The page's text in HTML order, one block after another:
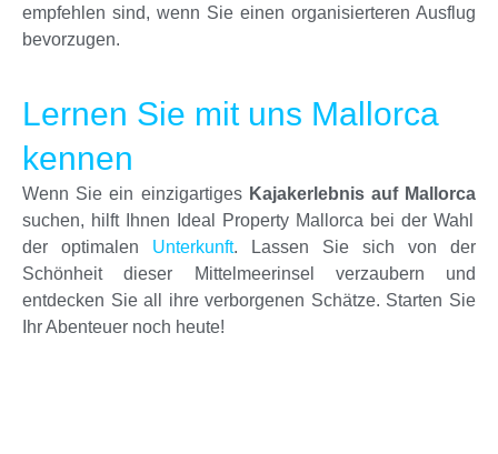
empfehlen sind, wenn Sie einen organisierteren Ausflug
bevorzugen.
Lernen Sie mit uns Mallorca
kennen
Wenn Sie ein einzigartiges Kajakerlebnis auf Mallorca
suchen, hilft Ihnen Ideal Property Mallorca bei der Wahl
der optimalen Unterkunft. Lassen Sie sich von der
Schönheit dieser Mittelmeerinsel verzaubern und
entdecken Sie all ihre verborgenen Schätze. Starten Sie
Ihr Abenteuer noch heute!